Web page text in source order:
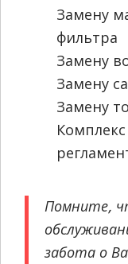
Замену
фильтра
Замену
Замену
Замену
Помните,
забота о